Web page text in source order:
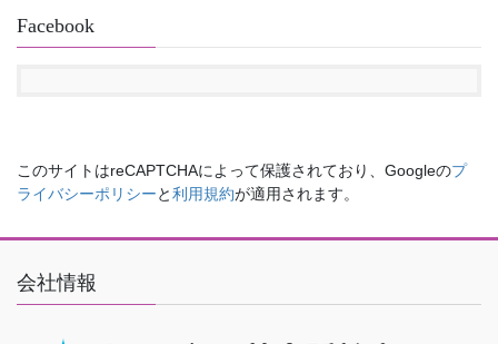
Facebook
このサイトはreCAPTCHAによって保護されており、Googleのプ
ライバシーポリシーと利用規約が適用されます。
会社情報